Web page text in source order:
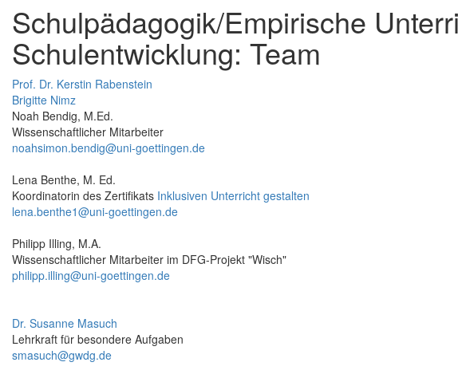
Schulpädagogik/Empirische
Schulentwicklung: Team
Prof. Dr. Kerstin Rabenstein
Brigitte Nimz
Noah Bendig, M.Ed.
Wissenschaftlicher Mitarbeiter
noahsimon.bendig@uni-goettingen.de
Lena Benthe, M. Ed.
Koordinatorin des Zertifikats Inklusiven Unterricht gestalten
lena.benthe1@uni-goettingen.de
Philipp Illing, M.A.
Wissenschaftlicher Mitarbeiter im DFG-Projekt "Wisch"
philipp.illing@uni-goettingen.de
Dr. Susanne Masuch
Lehrkraft für besondere Aufgaben
smasuch@gwdg.de